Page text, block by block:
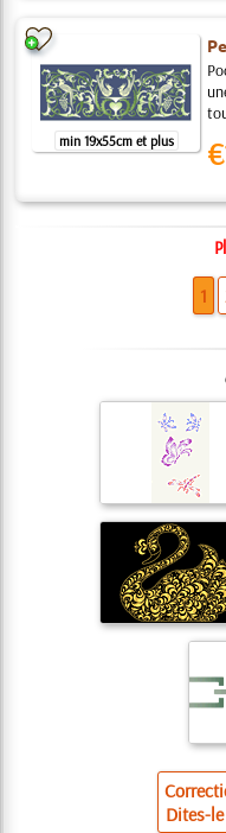
min 19x55cm et plus
1
Dites-